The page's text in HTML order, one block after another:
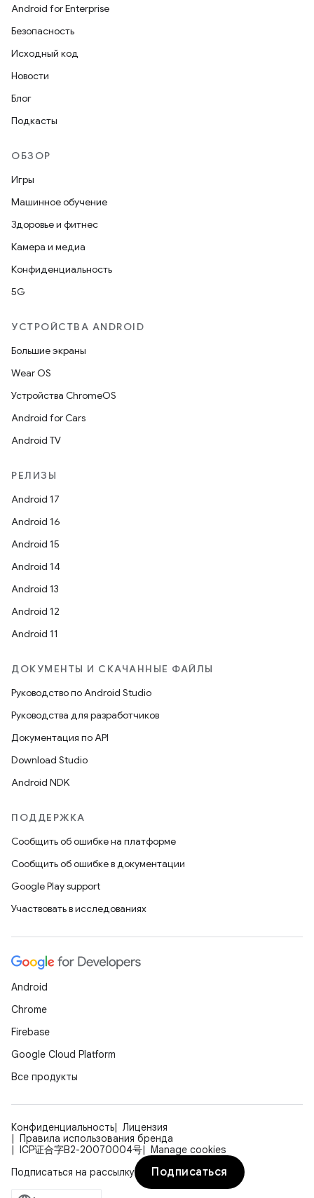
Android for Enterprise
Безопасность
Исходный код
Новости
Блог
Подкасты
ОБЗОР
Игры
Машинное обучение
Здоровье и фитнес
Камера и медиа
Конфиденциальность
5G
УСТРОЙСТВА ANDROID
Большие экраны
Wear OS
Устройства ChromeOS
Android for Cars
Android TV
РЕЛИЗЫ
Android 17
Android 16
Android 15
Android 14
Android 13
Android 12
Android 11
ДОКУМЕНТЫ И СКАЧАННЫЕ ФАЙЛЫ
Руководство по Android Studio
Руководства для разработчиков
Документация по API
Download Studio
Android NDK
ПОДДЕРЖКА
Сообщить об ошибке на платформе
Сообщить об ошибке в документации
Google Play support
Участвовать в исследованиях
Android
Chrome
Firebase
Google Cloud Platform
Все продукты
Конфиденциальность
Лицензия
Правила использования бренда
ICP证合字B2-20070004号
Manage cookies
Подписаться на рассылку
Подписаться